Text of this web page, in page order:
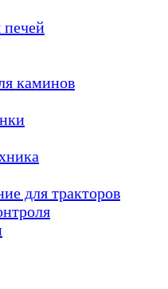
каминов
для тракторов